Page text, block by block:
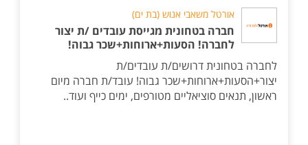
אורטל משאבי אנוש (בת ים)
חברה בטחונית מגייסת עובדים /ת יצור
לחברה! הסעות+ארוחות+שכר גבוה!
לחברה בטחונית דרושים/ת עובדים/ת
יצור+הסעות+ארוחות+שכר גבוה! עובד/ת חברה מיום
ראשון, תנאים סוציאליים מטורפים, ימים כייף ועוד..